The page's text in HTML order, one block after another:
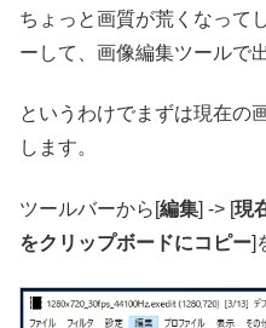
ちょっと画質が荒くなって
ーして、画像編集ツールで
というわけでまずは現在の
します。
ツールバーから[編集] -> [現
をクリップボードにコピー]